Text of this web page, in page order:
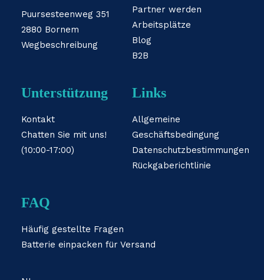
Puursesteenweg 351
2880 Bornem
Wegbeschreibung
Partner werden
Arbeitsplätze
Blog
B2B
Unterstützung
Kontakt
Chatten Sie mit uns!
(10:00-17:00)
Links
Allgemeine
Geschäftsbedingung
Datenschutzbestimmungen
Rückgaberichtlinie
FAQ
Häufig gestellte Fragen
Batterie einpacken für Versand